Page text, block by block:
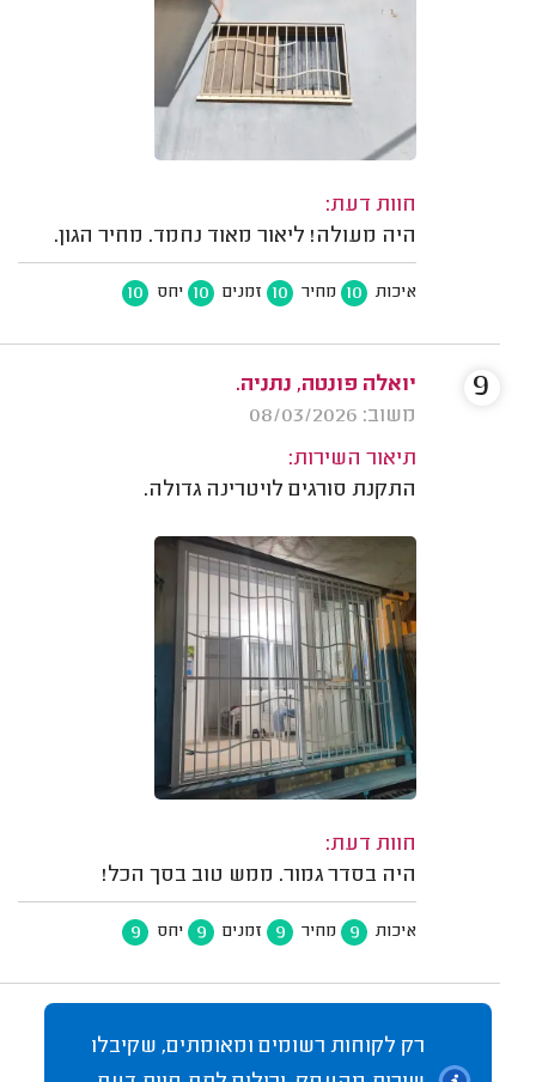
חוות דעת:
היה מעולה! ליאור מאוד נחמד. מחיר הגון.
איכות 10 מחיר 10 זמנים 10 יחס 10
יואלה פונטה, נתניה.
משוב: 08/03/2026
תיאור השירות:
התקנת סורגים לויטרינה גדולה.
חוות דעת:
היה בסדר גמור. ממש טוב בסך הכל!
איכות 9 מחיר 9 זמנים 9 יחס 9
9
רק לקוחות רשומים ומאומתים, שקיבלו